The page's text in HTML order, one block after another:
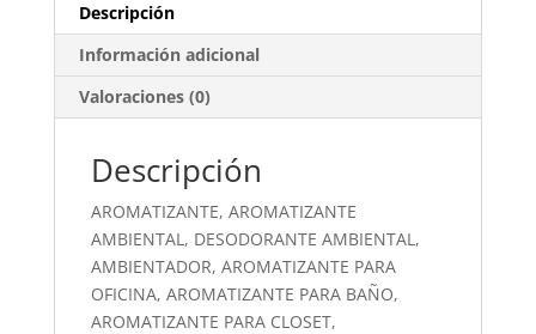
Descripción
Información adicional
Valoraciones (0)
Descripción
AROMATIZANTE, AROMATIZANTE
AMBIENTAL, DESODORANTE AMBIENTAL,
AMBIENTADOR, AROMATIZANTE PARA
OFICINA, AROMATIZANTE PARA BAÑO,
AROMATIZANTE PARA CLOSET,